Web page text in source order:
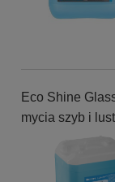
Eco Shine
mycia szyb i